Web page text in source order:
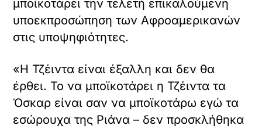
μποϊκοτάρει την τελετή επικαλούμενη
υποεκπροσώπηση των Αφροαμερικανών
στις υποψηφιότητες.
«Η Τζέιντα είναι έξαλλη και δεν θα
έρθει. Το να μποϊκοτάρει η Τζέιντα τα
Όσκαρ είναι σαν να μποϊκοτάρω εγώ τα
εσώρουχα της Ριάνα – δεν προσκλήθηκα